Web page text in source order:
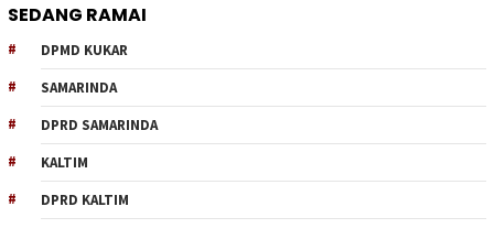
SEDANG RAMAI
DPMD KUKAR
SAMARINDA
DPRD SAMARINDA
KALTIM
DPRD KALTIM